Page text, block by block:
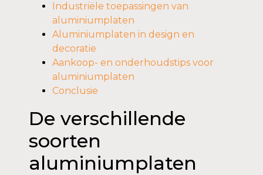
Industriële toepassingen van
aluminiumplaten
Aluminiumplaten in design en
decoratie
Aankoop- en onderhoudstips voor
aluminiumplaten
Conclusie
De verschillende
soorten
aluminiumplaten